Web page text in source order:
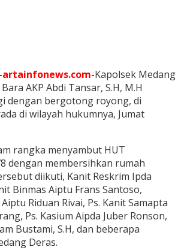
artainfonews.com-Kapolsek Medang
AKP Abdi Tansar, S.H, M.H
dengan bergotong royong, di
di wilayah hukumnya, Jumat
rangka menyambut HUT
dengan membersihkan rumah
diikuti, Kanit Reskrim Ipda
Binmas Aiptu Frans Santoso,
Riduan Rivai, Ps. Kanit Samapta
Ps. Kasium Aipda Juber Ronson,
Bustami, S.H, dan beberapa
Deras.